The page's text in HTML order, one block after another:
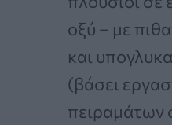
οξύ – με
και
(βάσει
πειραμάτων